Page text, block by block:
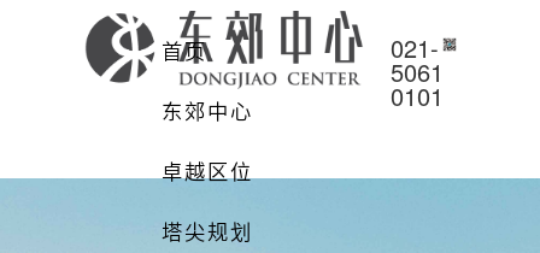
首页
东郊中心
卓越区位
塔尖规划
021-
5061
0101